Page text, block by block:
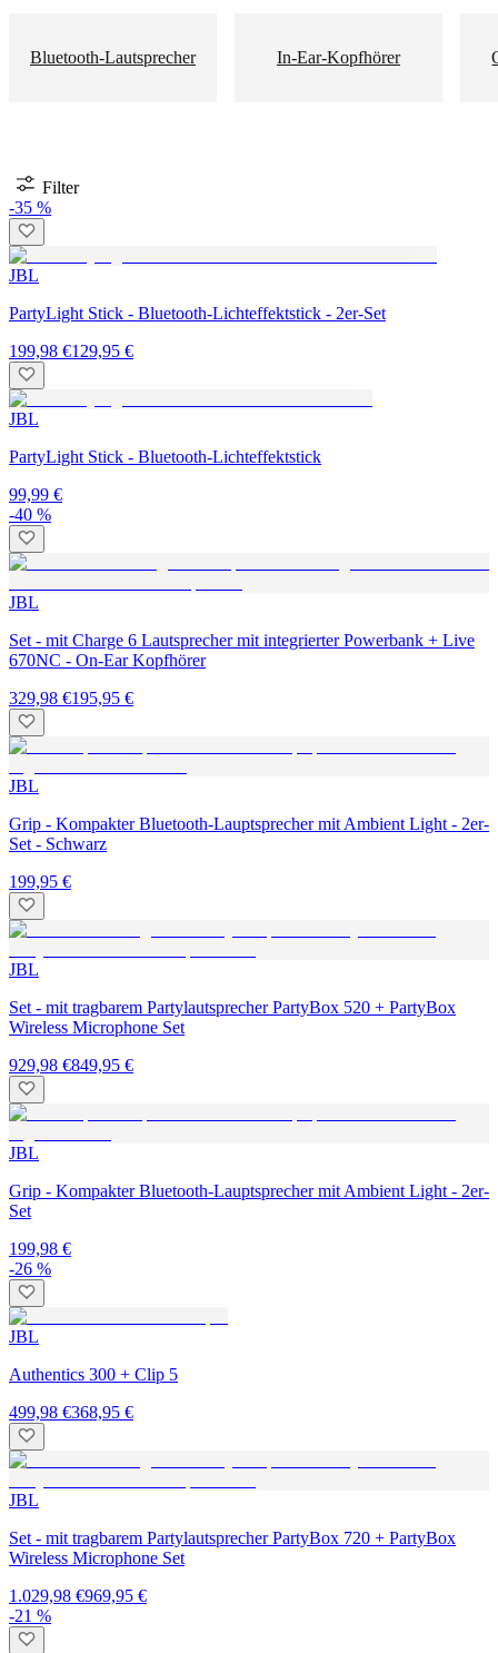
Bluetooth-Lautsprecher In-Ear-Kopfhörer
Filter
-35 %
JBL
PartyLight Stick - Bluetooth-Lichteffektstick - 2er-Set
199,98 €129,95 €
JBL
PartyLight Stick - Bluetooth-Lichteffektstick
99,99 €
-40 %
JBL
Set - mit Charge 6 Lautsprecher mit integrierter Powerbank + Live
670NC - On-Ear Kopfhörer
329,98 €195,95 €
JBL
Grip - Kompakter Bluetooth-Lauptsprecher mit Ambient Light - 2er-
Set - Schwarz
199,95 €
JBL
Set - mit tragbarem Partylautsprecher PartyBox 520 + PartyBox
Wireless Microphone Set
929,98 €849,95 €
JBL
Grip - Kompakter Bluetooth-Lauptsprecher mit Ambient Light - 2er-
Set
199,98 €
-26 %
JBL
Authentics 300 + Clip 5
499,98 €368,95 €
JBL
Set - mit tragbarem Partylautsprecher PartyBox 720 + PartyBox
Wireless Microphone Set
1.029,98 €969,95 €
-21 %